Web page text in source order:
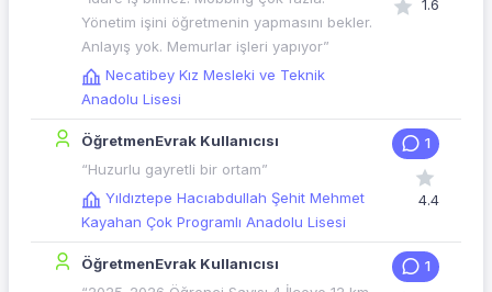
Yönetim işini öğretmenin yapmasını bekler.
Anlayış yok. Memurlar işleri yapıyor”
Necatibey Kız Mesleki ve Teknik
Anadolu Lisesi
1.6
ÖğretmenEvrak Kullanıcısı
“Huzurlu gayretli bir ortam”
Yıldıztepe Hacıabdullah Şehit Mehmet
Kayahan Çok Programlı Anadolu Lisesi
1
4.4
ÖğretmenEvrak Kullanıcısı
1